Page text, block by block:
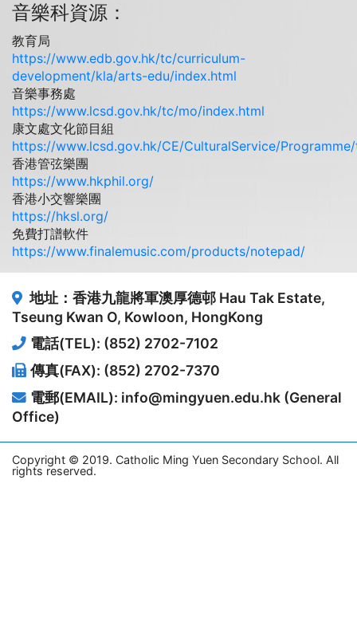
音樂科資源：
教育局
https://www.edb.gov.hk/tc/curriculum-
development/kla/arts-edu/index.html
音樂事務處
https://www.lcsd.gov.hk/tc/mo/index.html
康文處文化節目組
https://www.lcsd.gov.hk/CE/CulturalService/
香港管弦樂團
https://www.hkphil.org/
香港小交響樂團
https://hksl.org/
免費打譜軟件
https://www.finalemusic.com/products/notepad/
地址：香港九龍將軍澳厚德邨 Hau Tak Estate,
Tseung Kwan O, Kowloon, HongKong
電話(TEL): (852) 2702-7102
傳真(FAX): (852) 2702-7370
電郵(EMAIL): info@mingyuen.edu.hk (General
Office)
Copyright © 2019. Catholic Ming Yuen Secondary School. All
rights reserved.